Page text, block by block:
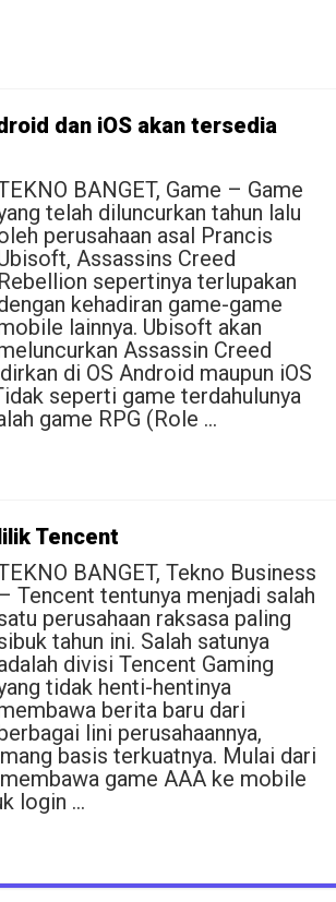
dan iOS akan tersedia
BANGET, Game – Game
telah diluncurkan tahun lalu
perusahaan asal Prancis
Assassins Creed
Rebellion sepertinya terlupakan
kehadiran game-game
lainnya. Ubisoft akan
Assassin Creed
di OS Android maupun iOS
seperti game terdahulunya
game RPG (Role …
Tencent
BANGET, Tekno Business
– Tencent tentunya menjadi salah
perusahaan raksasa paling
tahun ini. Salah satunya
divisi Tencent Gaming
tidak henti-hentinya
berita baru dari
lini perusahaannya,
basis terkuatnya. Mulai dari
game AAA ke mobile
login …